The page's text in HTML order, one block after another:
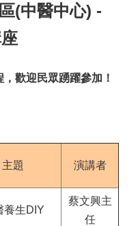
(中醫中心) -
歡迎民眾踴躍參加！
主題 演講者
養生DIY
蔡文興主
任